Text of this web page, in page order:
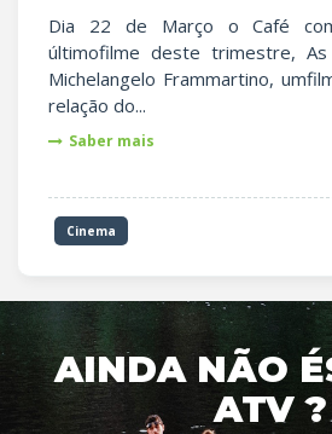
Dia 22 de Março o Café
últimofilme deste trimestre,
Michelangelo Frammartino,
relação do...
Saber mais
Cinema
AINDA NÃO
ATV ?